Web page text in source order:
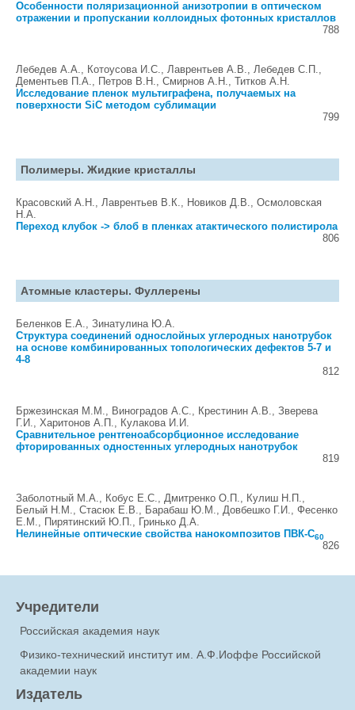
Особенности поляризационной анизотропии в оптическом
отражении и пропускании коллоидных фотонных кристаллов
788
Лебедев А.А., Котоусова И.С., Лаврентьев А.В., Лебедев С.П.,
Дементьев П.А., Петров В.Н., Смирнов А.Н., Титков А.Н.
Исследование пленок мультиграфена, получаемых на
поверхности SiC методом сублимации
799
Полимеры. Жидкие кристаллы
Красовский А.Н., Лаврентьев В.К., Новиков Д.В., Осмоловская
Н.А.
Переход клубок -> блоб в пленках атактического полистирола
806
Атомные кластеры. Фуллерены
Беленков Е.А., Зинатулина Ю.А.
Структура соединений однослойных углеродных нанотрубок
на основе комбинированных топологических дефектов 5-7 и
4-8
812
Бржезинская М.М., Виноградов А.С., Крестинин А.В., Зверева
Г.И., Харитонов А.П., Кулакова И.И.
Сравнительное рентгеноабсорбционное исследование
фторированных одностенных углеродных нанотрубок
819
Заболотный М.А., Кобус Е.С., Дмитренко О.П., Кулиш Н.П.,
Белый Н.М., Стасюк Е.В., Барабаш Ю.М., Довбешко Г.И., Фесенко
Е.М., Пирятинский Ю.П., Гринько Д.А.
Нелинейные оптические свойства нанокомпозитов ПВК-C60
826
Учредители
Российская академия наук
Физико-технический институт им. А.Ф.Иоффе Российской
академии наук
Издатель